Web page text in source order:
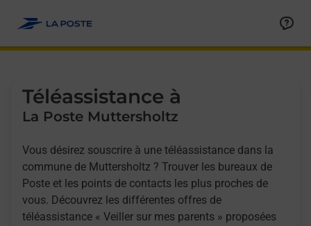
Téléassistance à
La Poste Muttersholtz
Vous désirez souscrire à une téléassistance dans la
commune de Muttersholtz ? Trouver les bureaux de
Poste et les points de contacts les plus proches de
vous. Découvrez les différentes offres de
téléassistance « Veiller sur mes parents » proposées